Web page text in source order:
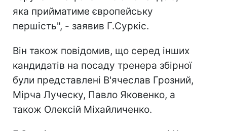
яка прийматиме європейську
першість", - заявив Г.Суркіс.
Він також повідомив, що серед інших
кандидатів на посаду тренера збірної
були представлені В'ячеслав Грозний,
Мірча Луческу, Павло Яковенко, а
також Олексій Міхайличенко.